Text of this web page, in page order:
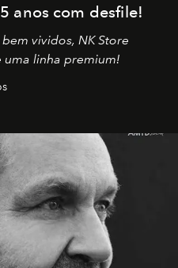
anos com desfile!
vividos, NK Store
linha premium!